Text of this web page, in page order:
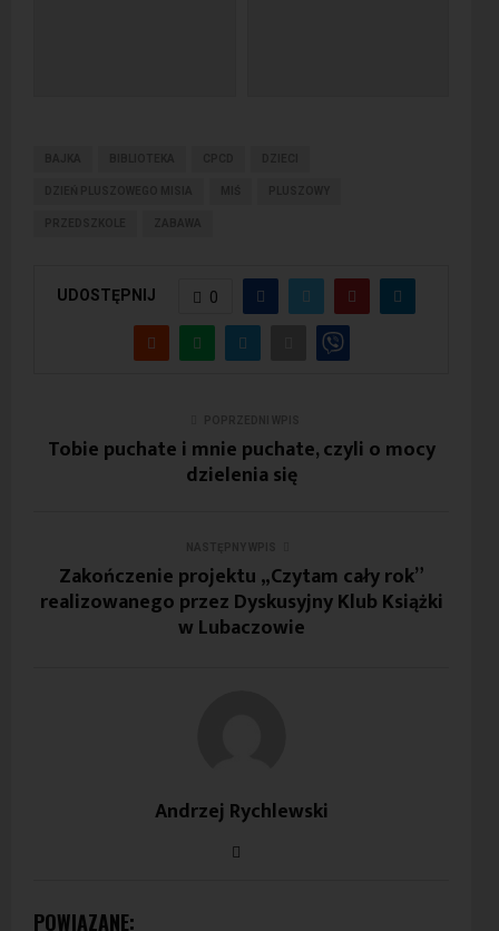
UDOSTĘPNIJ 0
Tobie puchate i mnie puchate, czyli o mocy
dzielenia się
Zakończenie projektu „Czytam cały rok”
realizowanego przez Dyskusyjny Klub Książki
w Lubaczowie
Andrzej Rychlewski
POWIĄZANE: